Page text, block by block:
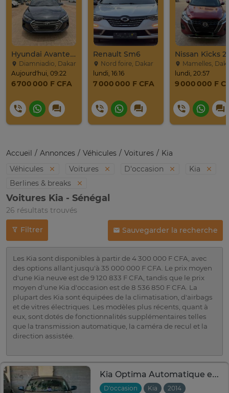
Hyundai Avante 2017
Diamniadio, Dakar
Aujourd'hui, 09:22
6 700 000 F CFA
Renault Sm6
Nord foire, Dakar
lundi, 16:16
7 000 000 F CFA
Nissan Kicks
Mamelles,
lundi, 20:57
9 000 000 F
Accueil Annonces Véhicules Voitures
Kia
Véhicules
Voitures D'occasion
Kia
Berlines & breaks
Voitures Kia - Sénégal
26 résultats trouvés
Filtrer Sauvegarder la recherche
Les Kia sont disponibles à partir de 4 300 000 F CFA, avec
des options allant jusqu'à 35 000 000 F CFA. Le prix moyen
d'une Kia neuve est de 9 120 833 F CFA, tandis que le prix
moyen d'une Kia d'occasion est de 8 536 850 F CFA. La
plupart des Kia sont équipées de la climatisation, d'airbags
et de vitres électriques. Les modèles plus récents, quant à
eux, sont dotés de fonctionnalités supplémentaires telles
que la transmission automatique, la caméra de recul et la
direction assistée.
Kia Optima Automatique essence climatisé
D'occasion Kia 2014